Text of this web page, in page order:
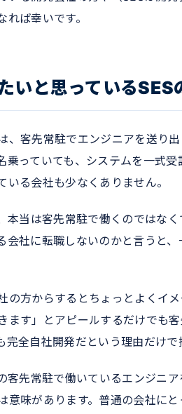
ば幸いです。
いと思っているSES
、客先常駐でエンジニアを送り
乗っていても、システムを一式
る会社も少なくありません。
本当は客先常駐で働くのではな
会社に転職しないのかと言うと
の方からするとちょっとよくイ
ます」とアピールするだけでも
全自社開発だという理由だけで
客先常駐で働いているエンジニ
意味があります。普通の会社に